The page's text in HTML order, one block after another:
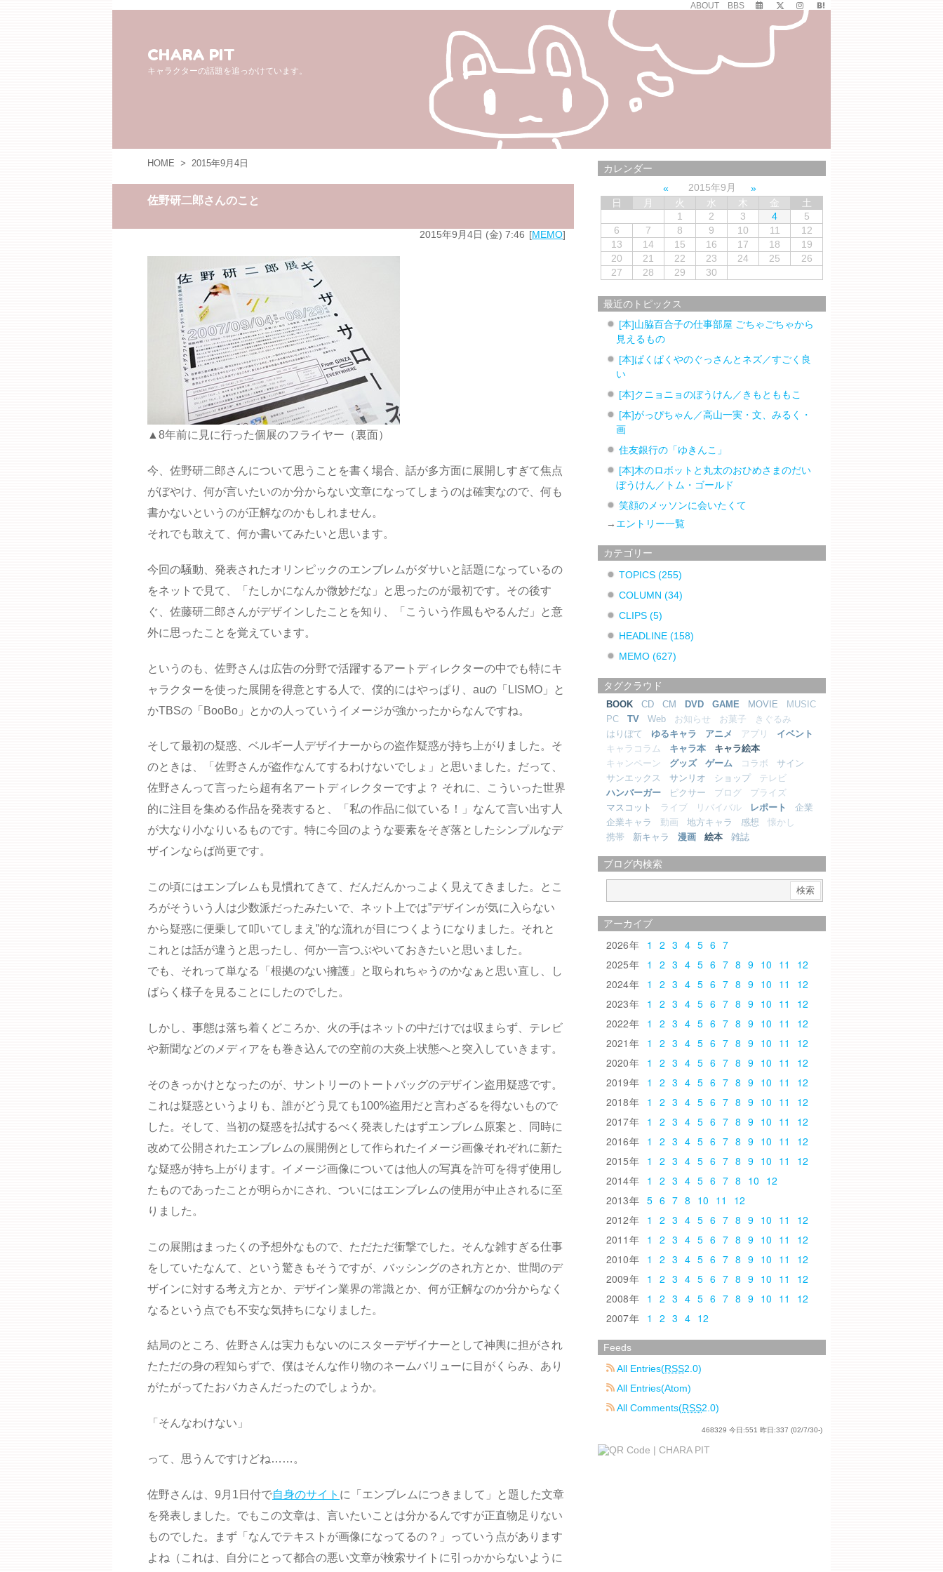
ABOUT BBS
CHARA PIT
キャラクターの話題を追っかけています。
HOME > 2015年9月4日
佐野研二郎さんのこと
2015年9月4日 (金) 7:46 MEMO
▲8年前に見に行った個展のフライヤー（裏面）
今、佐野研二郎さんについて思うことを書く場合、話が多方面に展開しすぎて焦点
がぼやけ、何が言いたいのか分からない文章になってしまうのは確実なので、何も
書かないというのが正解なのかもしれません。
それでも敢えて、何か書いてみたいと思います。
今回の騒動、発表されたオリンピックのエンブレムがダサいと話題になっているの
をネットで見て、「たしかになんか微妙だな」と思ったのが最初です。その後す
ぐ、佐藤研二郎さんがデザインしたことを知り、「こういう作風もやるんだ」と意
外に思ったことを覚えています。
というのも、佐野さんは広告の分野で活躍するアートディレクターの中でも特にキ
ャラクターを使った展開を得意とする人で、僕的にはやっぱり、auの「LISMO」と
かTBSの「BooBo」とかの人っていうイメージが強かったからなんですね。
そして最初の疑惑、ベルギー人デザイナーからの盗作疑惑が持ち上がりました。そ
のときは、「佐野さんが盗作なんてするわけないでしょ」と思いました。だって、
佐野さんって言ったら超有名アートディレクターですよ？ それに、こういった世界
的に注目を集める作品を発表すると、「私の作品に似ている！」なんて言い出す人
が大なり小なりいるものです。特に今回のような要素をそぎ落としたシンプルなデ
ザインならば尚更です。
この頃にはエンブレムも見慣れてきて、だんだんかっこよく見えてきました。とこ
ろがそういう人は少数派だったみたいで、ネット上では”デザインが気に入らない
から疑惑に便乗して叩いてしまえ”的な流れが目につくようになりました。それと
これとは話が違うと思ったし、何か一言つぶやいておきたいと思いました。
でも、それって単なる「根拠のない擁護」と取られちゃうのかなぁと思い直し、し
ばらく様子を見ることにしたのでした。
しかし、事態は落ち着くどころか、火の手はネットの中だけでは収まらず、テレビ
や新聞などのメディアをも巻き込んでの空前の大炎上状態へと突入していきます。
そのきっかけとなったのが、サントリーのトートバッグのデザイン盗用疑惑です。
これは疑惑というよりも、誰がどう見ても100%盗用だと言わざるを得ないもので
した。そして、当初の疑惑を払拭するべく発表したはずエンブレム原案と、同時に
改めて公開されたエンブレムの展開例として作られたイメージ画像それぞれに新た
な疑惑が持ち上がります。イメージ画像については他人の写真を許可を得ず使用し
たものであったことが明らかにされ、ついにはエンブレムの使用が中止されるに至
りました。
この展開はまったくの予想外なもので、ただただ衝撃でした。そんな雑すぎる仕事
をしていたなんて、という驚きもそうですが、バッシングのされ方とか、世間のデ
ザインに対する考え方とか、デザイン業界の常識とか、何が正解なのか分からなく
なるという点でも不安な気持ちになりました。
結局のところ、佐野さんは実力もないのにスターデザイナーとして神輿に担がされ
たただの身の程知らずで、僕はそんな作り物のネームバリューに目がくらみ、あり
がたがってたおバカさんだったのでしょうか。
「そんなわけない」
って、思うんですけどね……。
佐野さんは、9月1日付で自身のサイト に「エンブレムにつきまして」と題した文章
を発表しました。でもこの文章は、言いたいことは分かるんですが正直物足りない
ものでした。まず「なんでテキストが画像になってるの？」っていう点があります
よね（これは、自分にとって都合の悪い文章が検索サイトに引っかからないように
カレンダー
2015年9月
日
月 火 水 木 金
土
1
2 3 4
5
6
7 8 9 10 11
12
13
14 15 16 17 18
19
20
21 22 23 24 25
26
27
28 29 30
最近のトピックス
[本]山脇百合子の仕事部屋 ごちゃごちゃから
見えるもの
[本]ぱくぱくやのぐっさんとネズ／すごく良
い
[本]クニョニョのぼうけん／きもとももこ
[本]がっぴちゃん／高山一実・文、みるく・
画
住友銀行の「ゆきんこ」
[本]木のロボットと丸太のおひめさまのだい
ぼうけん／トム・ゴールド
笑顔のメッソンに会いたくて
→ エントリー一覧
カテゴリー
TOPICS(255)
COLUMN(34)
CLIPS(5)
HEADLINE(158)
MEMO(627)
タグクラウド
BOOK CD CM DVD GAME MOVIE
MUSIC
PC
TV Web お知らせ お菓子
きぐるみ
はりぼて
ゆるキャラ アニメ アプリ
イベント
キャラコラム
キャラ本
キャラ絵本
キャンペーン
グッズ ゲーム コラボ
サイン
サンエックス
サンリオ ショップ
テレビ
ハンバーガー
ピクサー ブログ
プライズ
マスコット
ライブ リバイバル レポート
企業
企業キャラ
動画 地方キャラ 感想
懐かし
携帯
新キャラ 漫画 絵本 雑誌
ブログ内検索
アーカイブ
2026 1 2 3 4 5 6 7
2025
1 2 3 4 5 6 7 8 9 10 11
12
2024
1 2 3 4 5 6 7 8 9 10 11
12
2023
1 2 3 4 5 6 7 8 9 10 11
12
2022
1 2 3 4 5 6 7 8 9 10 11
12
2021
1 2 3 4 5 6 7 8 9 10 11
12
2020
1 2 3 4 5 6 7 8 9 10 11
12
2019
1 2 3 4 5 6 7 8 9 10 11
12
2018
1 2 3 4 5 6 7 8 9 10 11
12
2017
1 2 3 4 5 6 7 8 9 10 11
12
2016
1 2 3 4 5 6 7 8 9 10 11
12
2015
1 2 3 4 5 6 7 8 9 10 11
12
2014
1 2 3 4 5 6 7 8 10 12
2013
5 6 7 8 10 11
12
2012
1 2 3 4 5 6 7 8 9 10 11
12
2011
1 2 3 4 5 6 7 8 9 10 11
12
2010
1 2 3 4 5 6 7 8 9 10 11
12
2009
1 2 3 4 5 6 7 8 9 10 11
12
2008
1 2 3 4 5 6 7 8 9 10 11
12
2007
1 2 3 4 12
Feeds
All Entries(RSS2.0)
All Entries(Atom)
All Comments(RSS2.0)
468329 今日:551 昨日:337 (02/7/30-)